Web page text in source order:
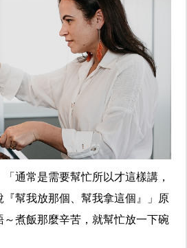
通常是需要幫忙所以才這樣講，
幫我放那個、幫我拿這個』」原
～煮飯那麼辛苦，就幫忙放一下碗